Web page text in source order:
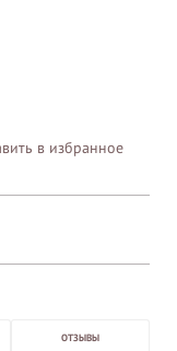
в избранное
ОТЗЫВЫ